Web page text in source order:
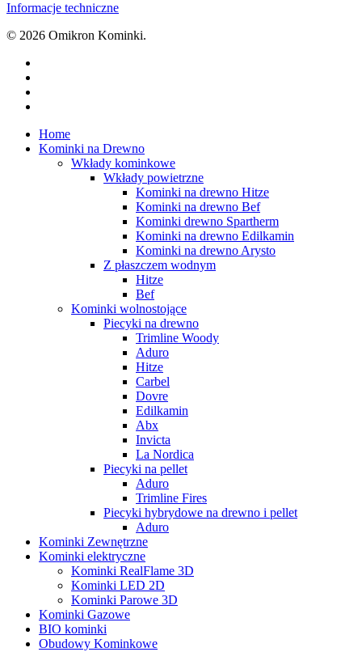
Informacje techniczne
© 2026 Omikron Kominki.
Close
Menu
Home
Kominki na Drewno
Wkłady kominkowe
Wkłady powietrzne
Kominki na drewno Hitze
Kominki na drewno Bef
Kominki drewno Spartherm
Kominki na drewno Edilkamin
Kominki na drewno Arysto
Z płaszczem wodnym
Hitze
Bef
Kominki wolnostojące
Piecyki na drewno
Trimline Woody
Aduro
Hitze
Carbel
Dovre
Edilkamin
Abx
Invicta
La Nordica
Piecyki na pellet
Aduro
Trimline Fires
Piecyki hybrydowe na drewno i pellet
Aduro
Kominki Zewnętrzne
Kominki elektryczne
Kominki RealFlame 3D
Kominki LED 2D
Kominki Parowe 3D
Kominki Gazowe
BIO kominki
Obudowy Kominkowe